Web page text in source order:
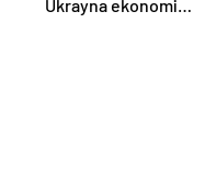
ortaklık